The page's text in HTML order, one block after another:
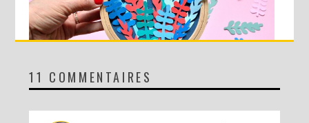
DIY MA FORÊT DE PAPIER
11 COMMENTAIRES